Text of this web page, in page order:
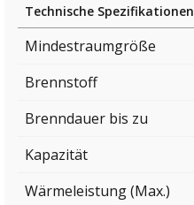
Technische Spezifikationen
Mindestraumgröße
Brennstoff
Brenndauer bis zu
Kapazität
Wärmeleistung (Max.)